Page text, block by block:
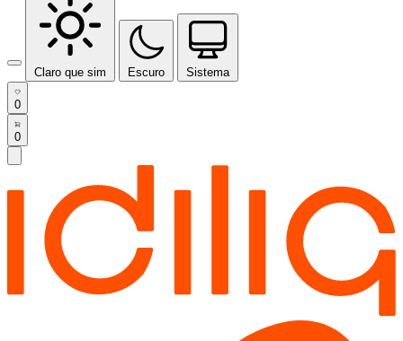
Claro que sim Escuro Sistema
0
0